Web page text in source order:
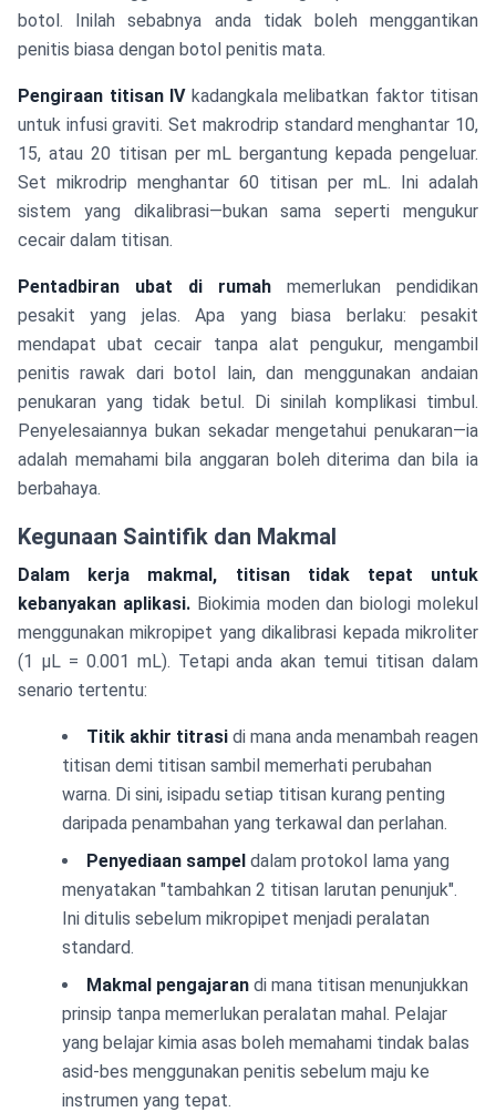
botol. Inilah sebabnya anda tidak boleh menggantikan
penitis biasa dengan botol penitis mata.
Pengiraan titisan IVkadangkala melibatkan faktor titisan
untuk infusi graviti. Set makrodrip standard menghantar 10,
15, atau 20 titisan per mL bergantung kepada pengeluar.
Set mikrodrip menghantar 60 titisan per mL. Ini adalah
sistem yang dikalibrasi—bukan sama seperti mengukur
cecair dalam titisan.
Pentadbiran ubat di rumah memerlukan pendidikan
pesakit yang jelas. Apa yang biasa berlaku: pesakit
mendapat ubat cecair tanpa alat pengukur, mengambil
penitis rawak dari botol lain, dan menggunakan andaian
penukaran yang tidak betul. Di sinilah komplikasi timbul.
Penyelesaiannya bukan sekadar mengetahui penukaran—ia
adalah memahami bila anggaran boleh diterima dan bila ia
berbahaya.
Kegunaan Saintifik dan Makmal
Dalam kerja makmal, titisan tidak tepat untuk
kebanyakan aplikasi.Biokimia moden dan biologi molekul
menggunakan mikropipet yang dikalibrasi kepada mikroliter
(1 µL = 0.001 mL). Tetapi anda akan temui titisan dalam
senario tertentu:
Titik akhir titrasi di mana anda menambah reagen
titisan demi titisan sambil memerhati perubahan
warna. Di sini, isipadu setiap titisan kurang penting
daripada penambahan yang terkawal dan perlahan.
Penyediaan sampel dalam protokol lama yang
menyatakan "tambahkan 2 titisan larutan penunjuk".
Ini ditulis sebelum mikropipet menjadi peralatan
standard.
Makmal pengajaran di mana titisan menunjukkan
prinsip tanpa memerlukan peralatan mahal. Pelajar
yang belajar kimia asas boleh memahami tindak balas
asid-bes menggunakan penitis sebelum maju ke
instrumen yang tepat.